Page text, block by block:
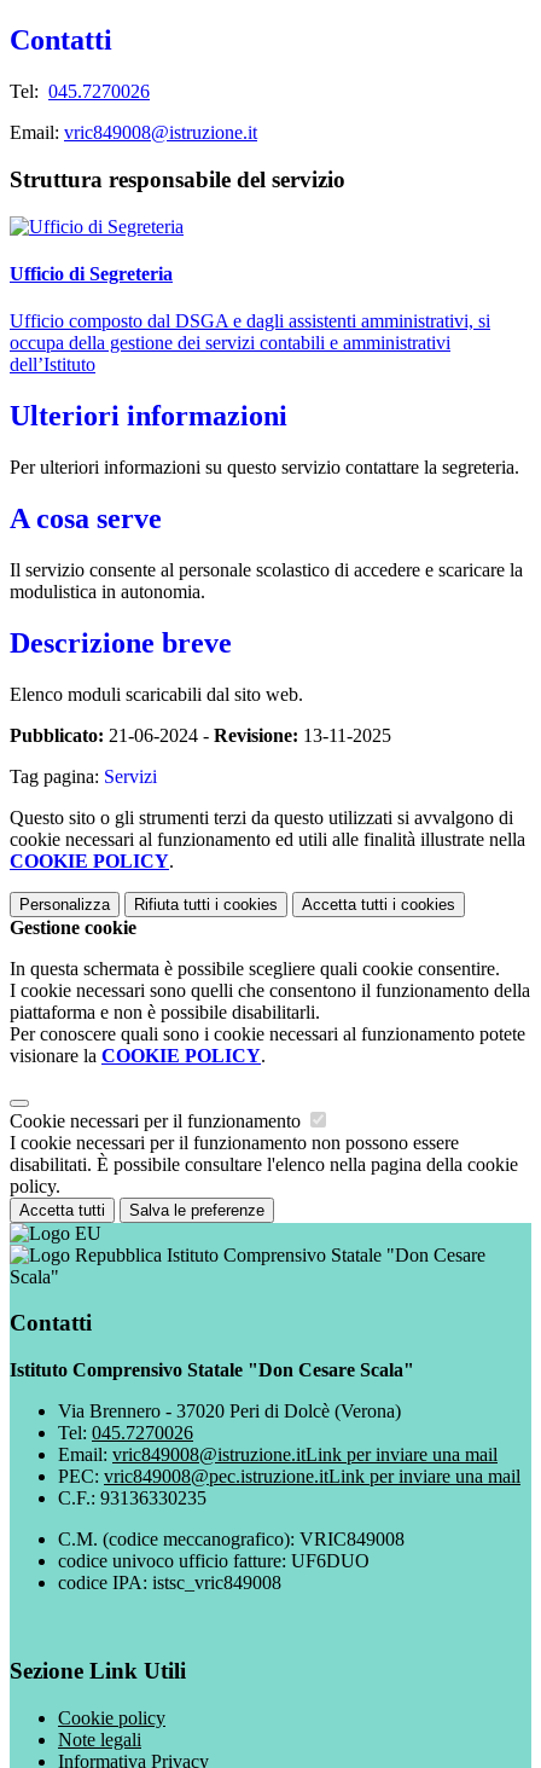
Contatti
Tel: 045.7270026
Email: vric849008@istruzione.it
Struttura responsabile del servizio
Ufficio di Segreteria
Ufficio composto dal DSGA e dagli assistenti amministrativi, si
occupa della gestione dei servizi contabili e amministrativi
dell’Istituto
Ulteriori informazioni
Per ulteriori informazioni su questo servizio contattare la segreteria.
A cosa serve
Il servizio consente al personale scolastico di accedere e scaricare la
modulistica in autonomia.
Descrizione breve
Elenco moduli scaricabili dal sito web.
Pubblicato: 21-06-2024 - Revisione: 13-11-2025
Tag pagina: Servizi
Questo sito o gli strumenti terzi da questo utilizzati si avvalgono di
cookie necessari al funzionamento ed utili alle finalità illustrate nella
COOKIE POLICY.
Personalizza Rifiuta tutti i cookies Accetta tutti i cookies
Gestione cookie
In questa schermata è possibile scegliere quali cookie consentire.
I cookie necessari sono quelli che consentono il funzionamento della
piattaforma e non è possibile disabilitarli.
Per conoscere quali sono i cookie necessari al funzionamento potete
visionare la COOKIE POLICY.
Cookie necessari per il funzionamento
I cookie necessari per il funzionamento non possono essere
disabilitati. È possibile consultare l'elenco nella pagina della cookie
policy.
Accetta tutti Salva le preferenze
Istituto Comprensivo Statale "Don Cesare
Scala"
Contatti
Istituto Comprensivo Statale "Don Cesare Scala"
Via Brennero - 37020 Peri di Dolcè (Verona)
Tel: 045.7270026
Email: vric849008@istruzione.itLink per inviare una mail
PEC: vric849008@pec.istruzione.itLink per inviare una mail
C.F.: 93136330235
C.M. (codice meccanografico): VRIC849008
codice univoco ufficio fatture: UF6DUO
codice IPA: istsc_vric849008
Sezione Link Utili
Cookie policy
Note legali
Informativa Privacy